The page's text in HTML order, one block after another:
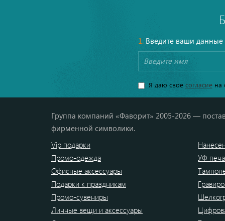
1.Введите ваши данные
Я даю свое согласиена
Группа компаний «Фаворит» 2005-2026 —
фирменной символики.
Vip подарки
Промо-одежда
Офисные аксессуары
Подарки к праздникам
Промо-сувениры
Личные вещи и аксессуары
УФ